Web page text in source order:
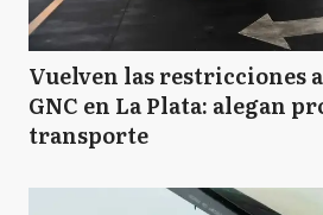
Vuelven las restricciones
GNC en La Plata: alegan
transporte